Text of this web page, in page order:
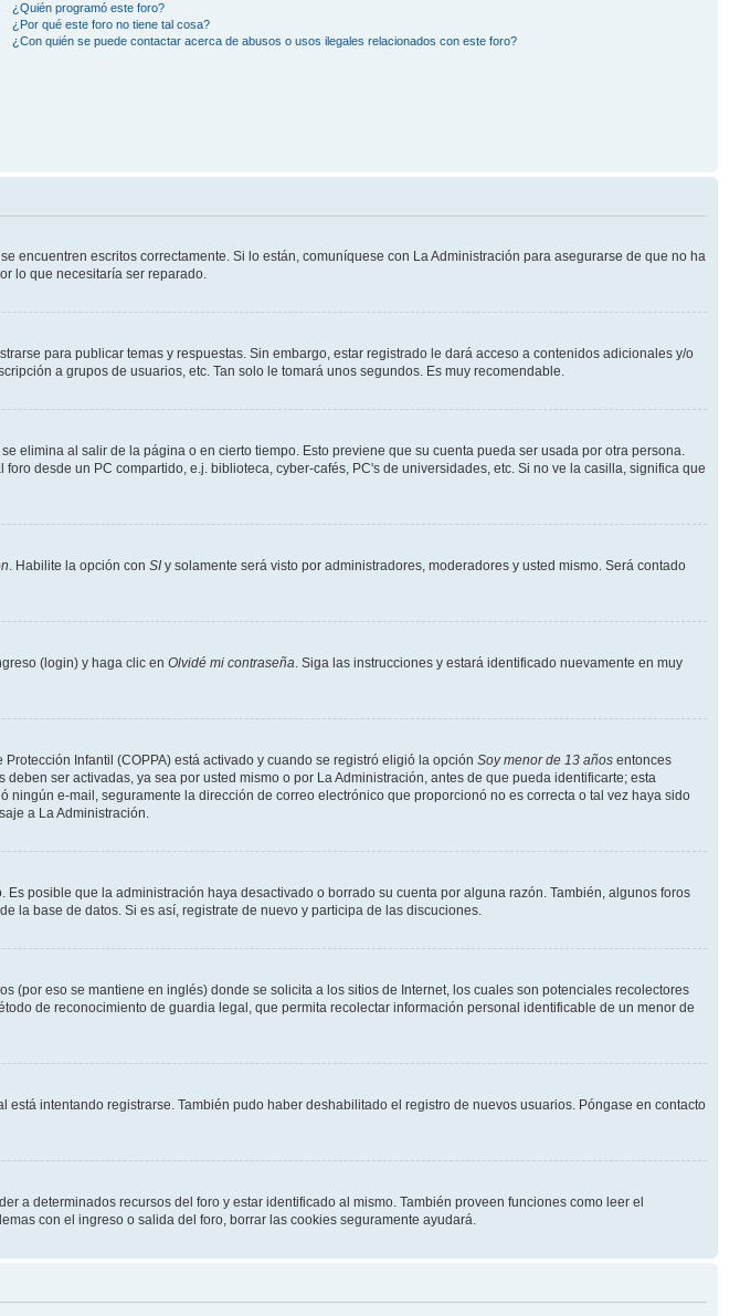
¿Quién programó este foro?
¿Por qué este foro no tiene tal cosa?
¿Con quién se puede contactar acerca de abusos o usos ilegales relacionados con este foro?
encuentren escritos correctamente. Si lo están, comuníquese con La Administración para asegurarse de que no ha
lo que necesitaría ser reparado.
para publicar temas y respuestas. Sin embargo, estar registrado le dará acceso a contenidos adicionales y/o
a grupos de usuarios, etc. Tan solo le tomará unos segundos. Es muy recomendable.
elimina al salir de la página o en cierto tiempo. Esto previene que su cuenta pueda ser usada por otra persona.
desde un PC compartido, e.j. biblioteca, cyber-cafés, PC's de universidades, etc. Si no ve la casilla, significa que
. Habilite la opción con SI y solamente será visto por administradores, moderadores y usted mismo. Será contado
(login) y haga clic en Olvidé mi contraseña. Siga las instrucciones y estará identificado nuevamente en muy
Infantil (COPPA) está activado y cuando se registró eligió la opción Soy menor de 13 años entonces
ser activadas, ya sea por usted mismo o por La Administración, antes de que pueda identificarte; esta
e-mail, seguramente la dirección de correo electrónico que proporcionó no es correcta o tal vez haya sido
a La Administración.
posible que la administración haya desactivado o borrado su cuenta por alguna razón. También, algunos foros
la base de datos. Si es así, registrate de nuevo y participa de las discuciones.
(por eso se mantiene en inglés) donde se solicita a los sitios de Internet, los cuales son potenciales recolectores
de reconocimiento de guardia legal, que permita recolectar información personal identificable de un menor de
intentando registrarse. También pudo haber deshabilitado el registro de nuevos usuarios. Póngase en contacto
a determinados recursos del foro y estar identificado al mismo. También proveen funciones como leer el
con el ingreso o salida del foro, borrar las cookies seguramente ayudará.